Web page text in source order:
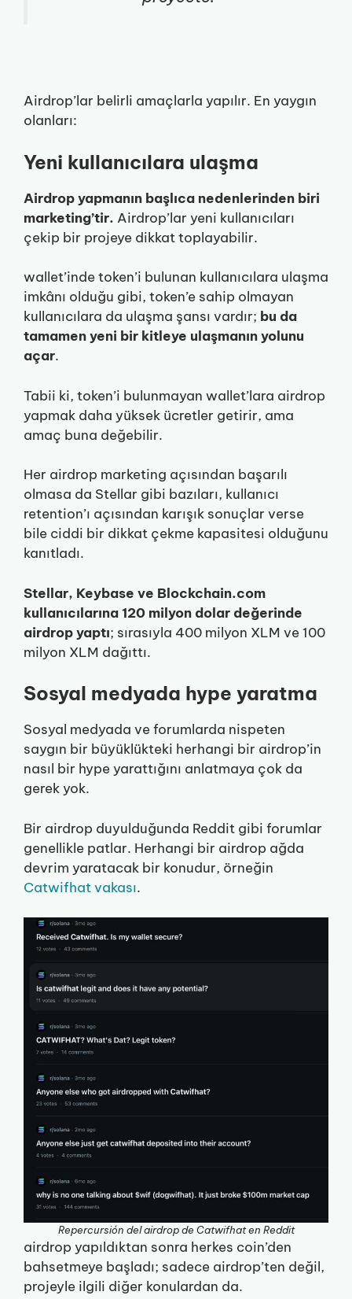
Airdrop’lar belirli amaçlarla yapılır. En yaygın
olanları:
Yeni kullanıcılara ulaşma
Airdrop yapmanın başlıca nedenlerinden biri
marketing’tir. Airdrop’lar yeni kullanıcıları
çekip bir projeye dikkat toplayabilir.
wallet’inde token’i bulunan kullanıcılara ulaşma
imkânı olduğu gibi, token’e sahip olmayan
kullanıcılara da ulaşma şansı vardır; bu da
tamamen yeni bir kitleye ulaşmanın yolunu
açar.
Tabii ki, token’i bulunmayan wallet’lara airdrop
yapmak daha yüksek ücretler getirir, ama
amaç buna değebilir.
Her airdrop marketing açısından başarılı
olmasa da Stellar gibi bazıları, kullanıcı
retention’ı açısından karışık sonuçlar verse
bile ciddi bir dikkat çekme kapasitesi olduğunu
kanıtladı.
Stellar, Keybase ve Blockchain.com
kullanıcılarına 120 milyon dolar değerinde
airdrop yaptı; sırasıyla 400 milyon XLM ve 100
milyon XLM dağıttı.
Sosyal medyada hype yaratma
Sosyal medyada ve forumlarda nispeten
saygın bir büyüklükteki herhangi bir airdrop’in
nasıl bir hype yarattığını anlatmaya çok da
gerek yok.
Bir airdrop duyulduğunda Reddit gibi forumlar
genellikle patlar. Herhangi bir airdrop ağda
devrim yaratacak bir konudur, örneğin
Catwifhat vakası.
Repercursión del airdrop de Catwifhat en Reddit
airdrop yapıldıktan sonra herkes coin’den
bahsetmeye başladı; sadece airdrop’ten değil,
projeyle ilgili diğer konulardan da.